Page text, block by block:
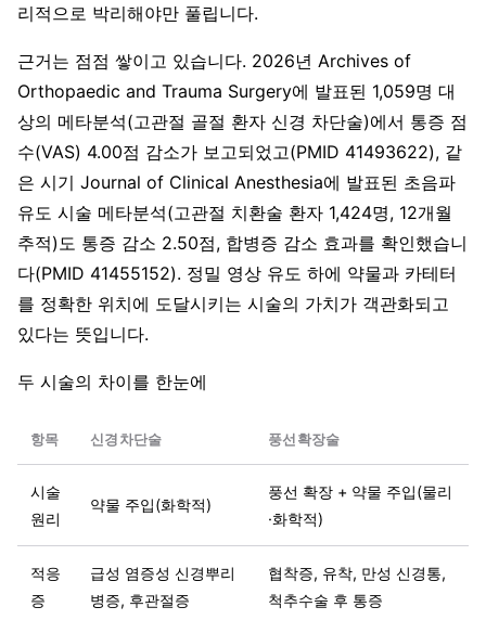
리적으로 박리해야만 풀립니다.
근거는 점점 쌓이고 있습니다. 2026년 Archives of
Orthopaedic and Trauma Surgery에 발표된 1,059명 대
상의 메타분석(고관절 골절 환자 신경 차단술)에서 통증 점
수(VAS) 4.00점 감소가 보고되었고(PMID 41493622), 같
은 시기 Journal of Clinical Anesthesia에 발표된 초음파
유도 시술 메타분석(고관절 치환술 환자 1,424명, 12개월
추적)도 통증 감소 2.50점, 합병증 감소 효과를 확인했습니
다(PMID 41455152). 정밀 영상 유도 하에 약물과 카테터
를 정확한 위치에 도달시키는 시술의 가치가 객관화되고
있다는 뜻입니다.
두 시술의 차이를 한눈에
항목 신경차단술 풍선확장술
시술
원리
약물 주입(화학적)
풍선 확장 + 약물 주입(물리
·화학적)
적응
증
급성 염증성 신경뿌리
병증, 후관절증
협착증, 유착, 만성 신경통,
척추수술 후 통증